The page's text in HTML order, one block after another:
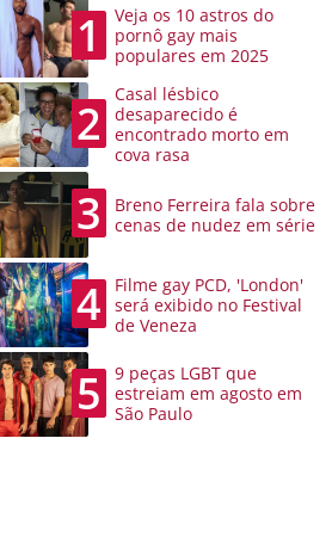
1
Veja os 10 astros do
pornô gay mais
populares em 2025
2
Casal lésbico
desaparecido é
encontrado morto em
cova rasa
3
Breno Ferreira fala sobre
cenas de nudez em série
4
Filme gay PCD, 'London'
será exibido no Festival
de Veneza
5
9 peças LGBT que
estreiam em agosto em
São Paulo